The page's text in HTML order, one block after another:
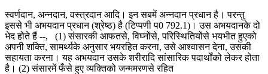
स्वर्णदान, अन्नदान, वस्त्रदान आदि। इन सबमें अन्नदान प्रधान है। परन्तु
इससे भी अभयदान प्रधान (श्रेष्ठ) है (टिप्पणी प0 792.1)। उस अभयदानके दो
भेद होते हैं --, (1) संसारकी आफतसे, विघ्नोंसे, परिस्थितियोंसे भयभीत हुएको
अपनी शक्ति, सामर्थ्यके अनुसार भयरहित करना, उसे आश्वासन देना, उसकी
सहायता करना। यह अभयदान उसके शरीरादि सांसारिक पदार्थोंको लेकर होता
है। (2) संसारमें फँसे हुए व्यक्तिको जन्ममरणसे रहित